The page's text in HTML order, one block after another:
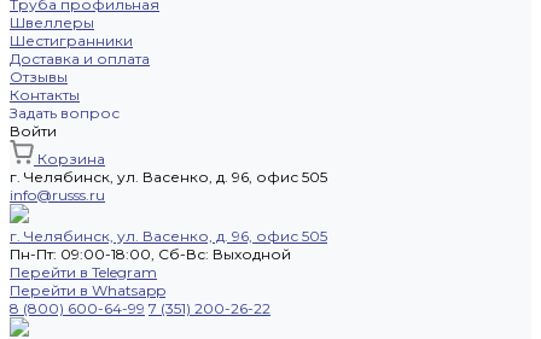
Труба профильная
Швеллеры
Шестигранники
Доставка и оплата
Отзывы
Контакты
Задать вопрос
Войти
Корзина
г. Челябинск, ул. Васенко, д. 96, офис 505
info@russs.ru
г. Челябинск, ул. Васенко, д. 96, офис 505
Пн-Пт: 09:00-18:00, Cб-Вс: Выходной
Перейти в Telegram
Перейти в Whatsapp
8 (800) 600-64-99 7 (351) 200-26-22